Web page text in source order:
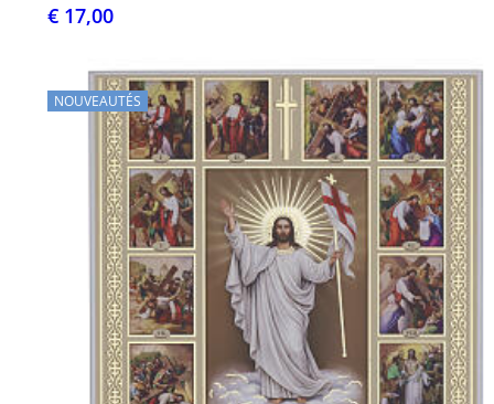
€ 17,00
NOUVEAUTÉS